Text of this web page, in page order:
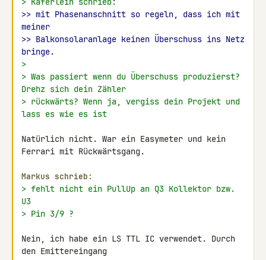
>> mit Phasenanschnitt so regeln, dass ich mit
meiner
>> Balkonsolaranlage keinen Überschuss ins Netz
bringe.
>
> Was passiert wenn du Überschuss produzierst?
Drehz sich dein Zähler
> rückwärts? Wenn ja, vergiss dein Projekt und
lass es wie es ist
Natürlich nicht. War ein Easymeter und kein
Ferrari mit Rückwärtsgang.
Markus schrieb:
> fehlt nicht ein PullUp an Q3 Kollektor bzw.
U3
> Pin 3/9 ?
Nein, ich habe ein LS TTL IC verwendet. Durch
den Emittereingang